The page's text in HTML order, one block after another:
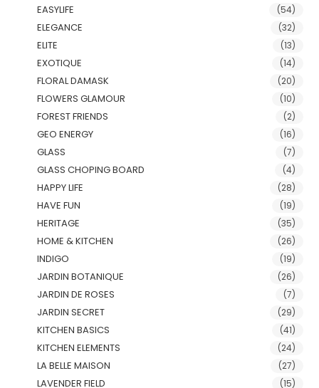
EASYLIFE (54)
ELEGANCE (32)
ELITE (13)
EXOTIQUE (14)
FLORAL DAMASK (20)
FLOWERS GLAMOUR (10)
FOREST FRIENDS (2)
GEO ENERGY (16)
GLASS (7)
GLASS CHOPING BOARD (4)
HAPPY LIFE (28)
HAVE FUN (19)
HERITAGE (35)
HOME & KITCHEN (26)
INDIGO (19)
JARDIN BOTANIQUE (26)
JARDIN DE ROSES (7)
JARDIN SECRET (29)
KITCHEN BASICS (41)
KITCHEN ELEMENTS (24)
LA BELLE MAISON (27)
LAVENDER FIELD (15)